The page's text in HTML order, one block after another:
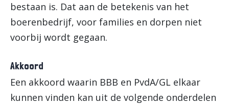
bestaan is. Dat aan de betekenis van het
boerenbedrijf, voor families en dorpen niet
voorbij wordt gegaan.
Akkoord
Een akkoord waarin BBB en PvdA/GL elkaar
kunnen vinden kan uit de volgende onderdelen